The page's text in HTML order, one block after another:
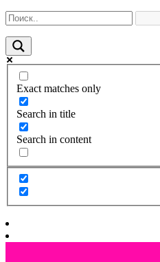
Exact matches only
Search in title
Search in content